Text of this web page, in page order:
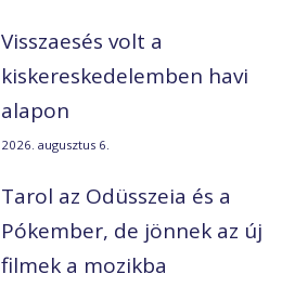
Visszaesés volt a
kiskereskedelemben havi
alapon
2026. augusztus 6.
Tarol az Odüsszeia és a
Pókember, de jönnek az új
filmek a mozikba